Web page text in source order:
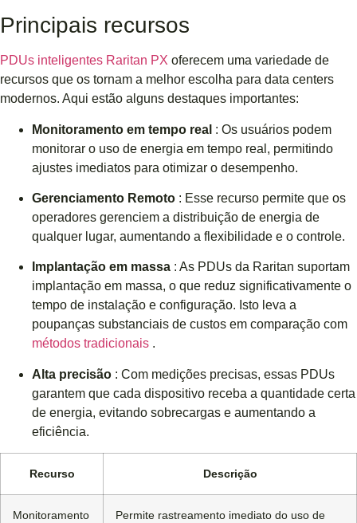
Principais recursos
PDUs inteligentes Raritan PX oferecem uma variedade de
recursos que os tornam a melhor escolha para data centers
modernos. Aqui estão alguns destaques importantes:
Monitoramento em tempo real : Os usuários podem
monitorar o uso de energia em tempo real, permitindo
ajustes imediatos para otimizar o desempenho.
Gerenciamento Remoto : Esse recurso permite que os
operadores gerenciem a distribuição de energia de
qualquer lugar, aumentando a flexibilidade e o controle.
Implantação em massa : As PDUs da Raritan suportam
implantação em massa, o que reduz significativamente o
tempo de instalação e configuração. Isto leva a
poupanças substanciais de custos em comparação com
métodos tradicionais .
Alta precisão : Com medições precisas, essas PDUs
garantem que cada dispositivo receba a quantidade certa
de energia, evitando sobrecargas e aumentando a
eficiência.
Recurso Descrição
Monitoramento
Permite rastreamento imediato do uso de